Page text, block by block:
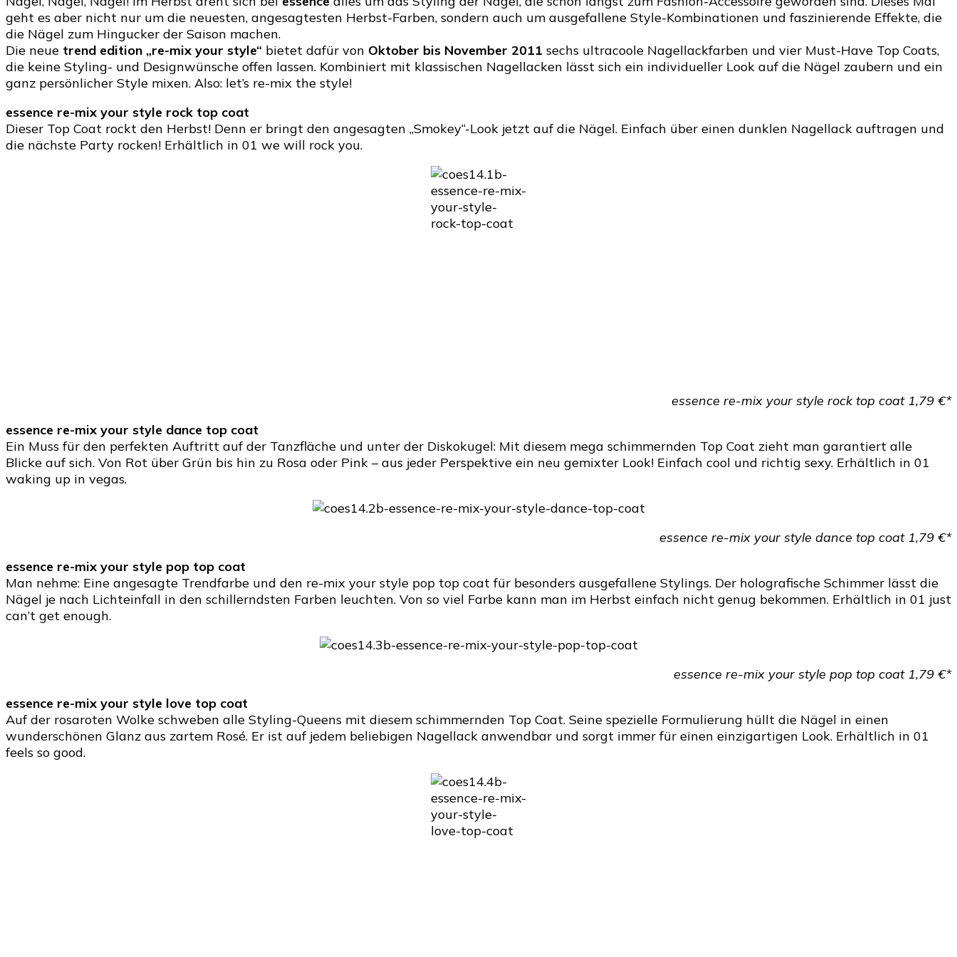
trend
edition
mix
your
geht es aber nicht nur um die neuesten, angesagtesten Herbst-Farben, sondern auch um ausgefallene Style-Kombinationen und faszinierende Effekte, die
die Nägel zum Hingucker der Saison machen.
Die neue trend edition „re-mix your style“ bietet dafür von Oktober bis November 2011 sechs ultracoole Nagellackfarben und vier Must-Have Top Coats,
die keine Styling- und Designwünsche offen lassen. Kombiniert mit klassischen Nagellacken lässt sich ein individueller Look auf die Nägel zaubern und ein
ganz persönlicher Style mixen. Also: let’s re-mix the style!
essence re-mix your style rock top coat
Dieser Top Coat rockt den Herbst! Denn er bringt den angesagten „Smokey“-Look jetzt auf die Nägel. Einfach über einen dunklen Nagellack auftragen und
die nächste Party rocken! Erhältlich in 01 we will rock you.
essence re-mix your style rock top coat 1,79 €*
essence re-mix your style dance top coat
Ein Muss für den perfekten Auftritt auf der Tanzfläche und unter der Diskokugel: Mit diesem mega schimmernden Top Coat zieht man garantiert alle
Blicke auf sich. Von Rot über Grün bis hin zu Rosa oder Pink – aus jeder Perspektive ein neu gemixter Look! Einfach cool und richtig sexy. Erhältlich in 01
waking up in vegas.
essence re-mix your style dance top coat 1,79 €*
essence re-mix your style pop top coat
Man nehme: Eine angesagte Trendfarbe und den re-mix your style pop top coat für besonders ausgefallene Stylings. Der holografische Schimmer lässt die
Nägel je nach Lichteinfall in den schillerndsten Farben leuchten. Von so viel Farbe kann man im Herbst einfach nicht genug bekommen. Erhältlich in 01 just
can’t get enough.
essence re-mix your style pop top coat 1,79 €*
essence re-mix your style love top coat
Auf der rosaroten Wolke schweben alle Styling-Queens mit diesem schimmernden Top Coat. Seine spezielle Formulierung hüllt die Nägel in einen
wunderschönen Glanz aus zartem Rosé. Er ist auf jedem beliebigen Nagellack anwendbar und sorgt immer für einen einzigartigen Look. Erhältlich in 01
feels so good.